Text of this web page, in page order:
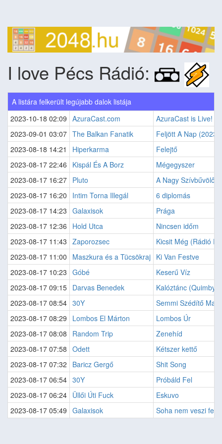
I love Pécs Rádió:
A listára felkerült legújabb dalok listája
2023-10-18 02:09 AzuraCast.com
AzuraCast is Live!
2023-09-01 03:07 The Balkan Fanatik
Feljött A Nap (2023
2023-08-18 14:21
Hiperkarma
Felejtő
2023-08-17 22:46
Kispál És A Borz
Mégegyszer
2023-08-17 16:27 Pluto
A Nagy Szívbűvölő
2023-08-17 16:20
Intim Torna Illegál
6 diplomás
2023-08-17 14:23 Galaxisok
Prága
2023-08-17 12:36
Hold Utca
Nincsen időm
2023-08-17 11:43 Zaporozsec
Kicsit Még (Rádió
2023-08-17 11:00
Maszkura és a Tücsökraj Ki Van Festve
2023-08-17 10:23 Góbé
Keserű Víz
2023-08-17 09:15 Darvas Benedek
Kalóztánc (Quimby)
2023-08-17 08:54 30Y
Semmi Szédítő
2023-08-17 08:29
Lombos El Márton
Lombos Úr
2023-08-17 08:08
Random Trip
Zenehíd
2023-08-17 07:58 Odett
Kétszer kettő
2023-08-17 07:32
Baricz Gergő
Shit Song
2023-08-17 06:54 30Y
Próbáld Fel
2023-08-17 06:24 Üllői Úti Fuck
Eskuvo
2023-08-17 05:49 Galaxisok Soha nem veszi fel